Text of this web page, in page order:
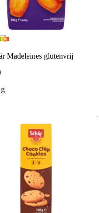
Madeleines glutenvrij